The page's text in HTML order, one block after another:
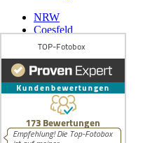
NRW
Coesfeld
Datteln
Münster
AGB
Widerrufsbelehrung
Datenschutz
Impressum